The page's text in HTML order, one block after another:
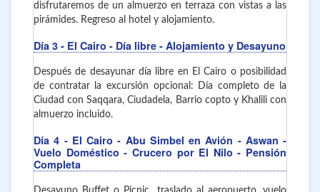
disfrutaremos de un almuerzo en terraza con vistas a las
pirámides. Regreso al hotel y alojamiento.
Día 3 - El Cairo - Día libre - Alojamiento y Desayuno
Después de desayunar día libre en El Cairo o posibilidad
de contratar la excursión opcional: Día completo de la
Ciudad con Saqqara, Ciudadela, Barrio copto y Khalili con
almuerzo incluido.
Día 4 - El Cairo - Abu Simbel en Avión - Aswan -
Vuelo Doméstico - Crucero por El Nilo - Pensión
Completa